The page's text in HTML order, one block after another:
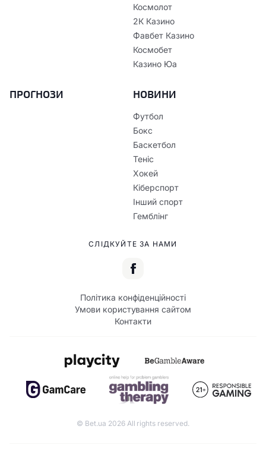
Космолот
2К Казино
Фавбет Казино
Космобет
Казино Юа
ПРОГНОЗИ НОВИНИ
Футбол
Бокс
Баскетбол
Теніс
Хокей
Кіберспорт
Інший спорт
Гемблінг
СЛІДКУЙТЕ ЗА НАМИ
Політика конфіденційності
Умови користування сайтом
Контакти
© Bet.ua 2026 All rights reserved.